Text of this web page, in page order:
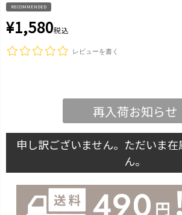
RECOMMENDED
¥1,580税込
レビューを書く
再入荷お知らせ
申し訳ございません。ただいま
ん。